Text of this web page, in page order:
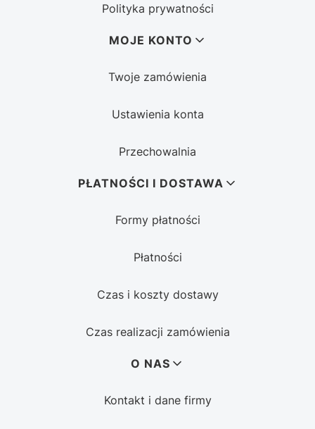
Polityka prywatności
MOJE KONTO
Twoje zamówienia
Ustawienia konta
Przechowalnia
PŁATNOŚCI I DOSTAWA
Formy płatności
Płatności
Czas i koszty dostawy
Czas realizacji zamówienia
O NAS
Kontakt i dane firmy